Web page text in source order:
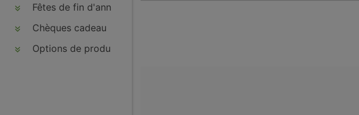
Fêtes de fin d'année
Chèques cadeau
Options de produits